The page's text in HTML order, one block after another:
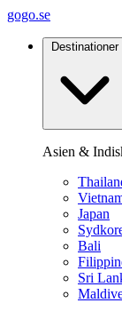
gogo.se
Destinationer
Asien &
Japan
Bali
Sri